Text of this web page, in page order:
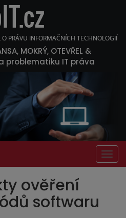
MOKRÝ, OTEVŘEL &
problematiku IT práva
ověření
softwaru